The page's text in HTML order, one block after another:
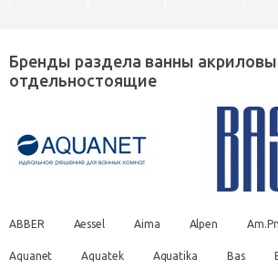
Бренды раздела ванны
отдельностоящие
ABBER Aessel Aima Alpen
Aquanet Aquatek Aquatika Bas